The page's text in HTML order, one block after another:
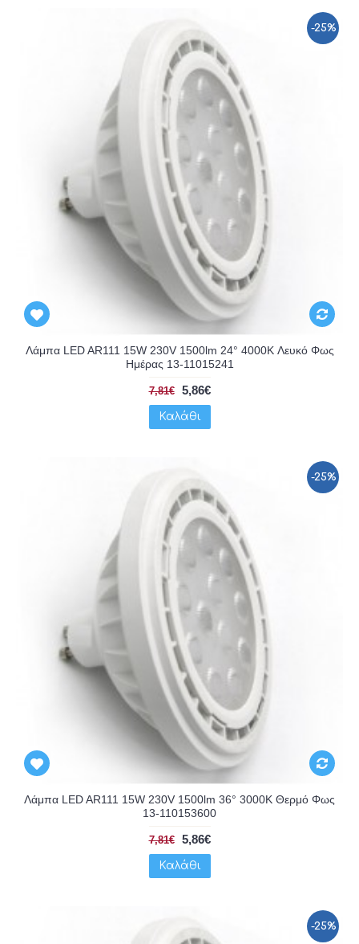
-25%
Λάμπα LED AR111 15W 230V 1500lm 24° 4000K Λευκό Φως
Ημέρας 13-11015241
7,81€ 5,86€
Καλάθι
-25%
Λάμπα LED AR111 15W 230V 1500lm 36° 3000K Θερμό Φως
13-110153600
7,81€ 5,86€
Καλάθι
-25%